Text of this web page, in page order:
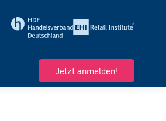
Jetzt anmelden!